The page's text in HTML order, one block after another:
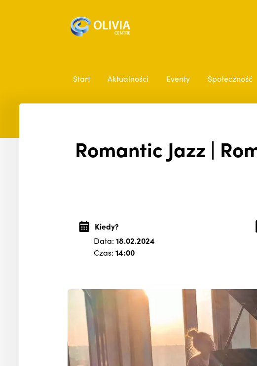
Start Aktualności Eventy Społeczność
Romantic Jazz |
Kiedy?
Data: 18.02.2024
Czas: 14:00